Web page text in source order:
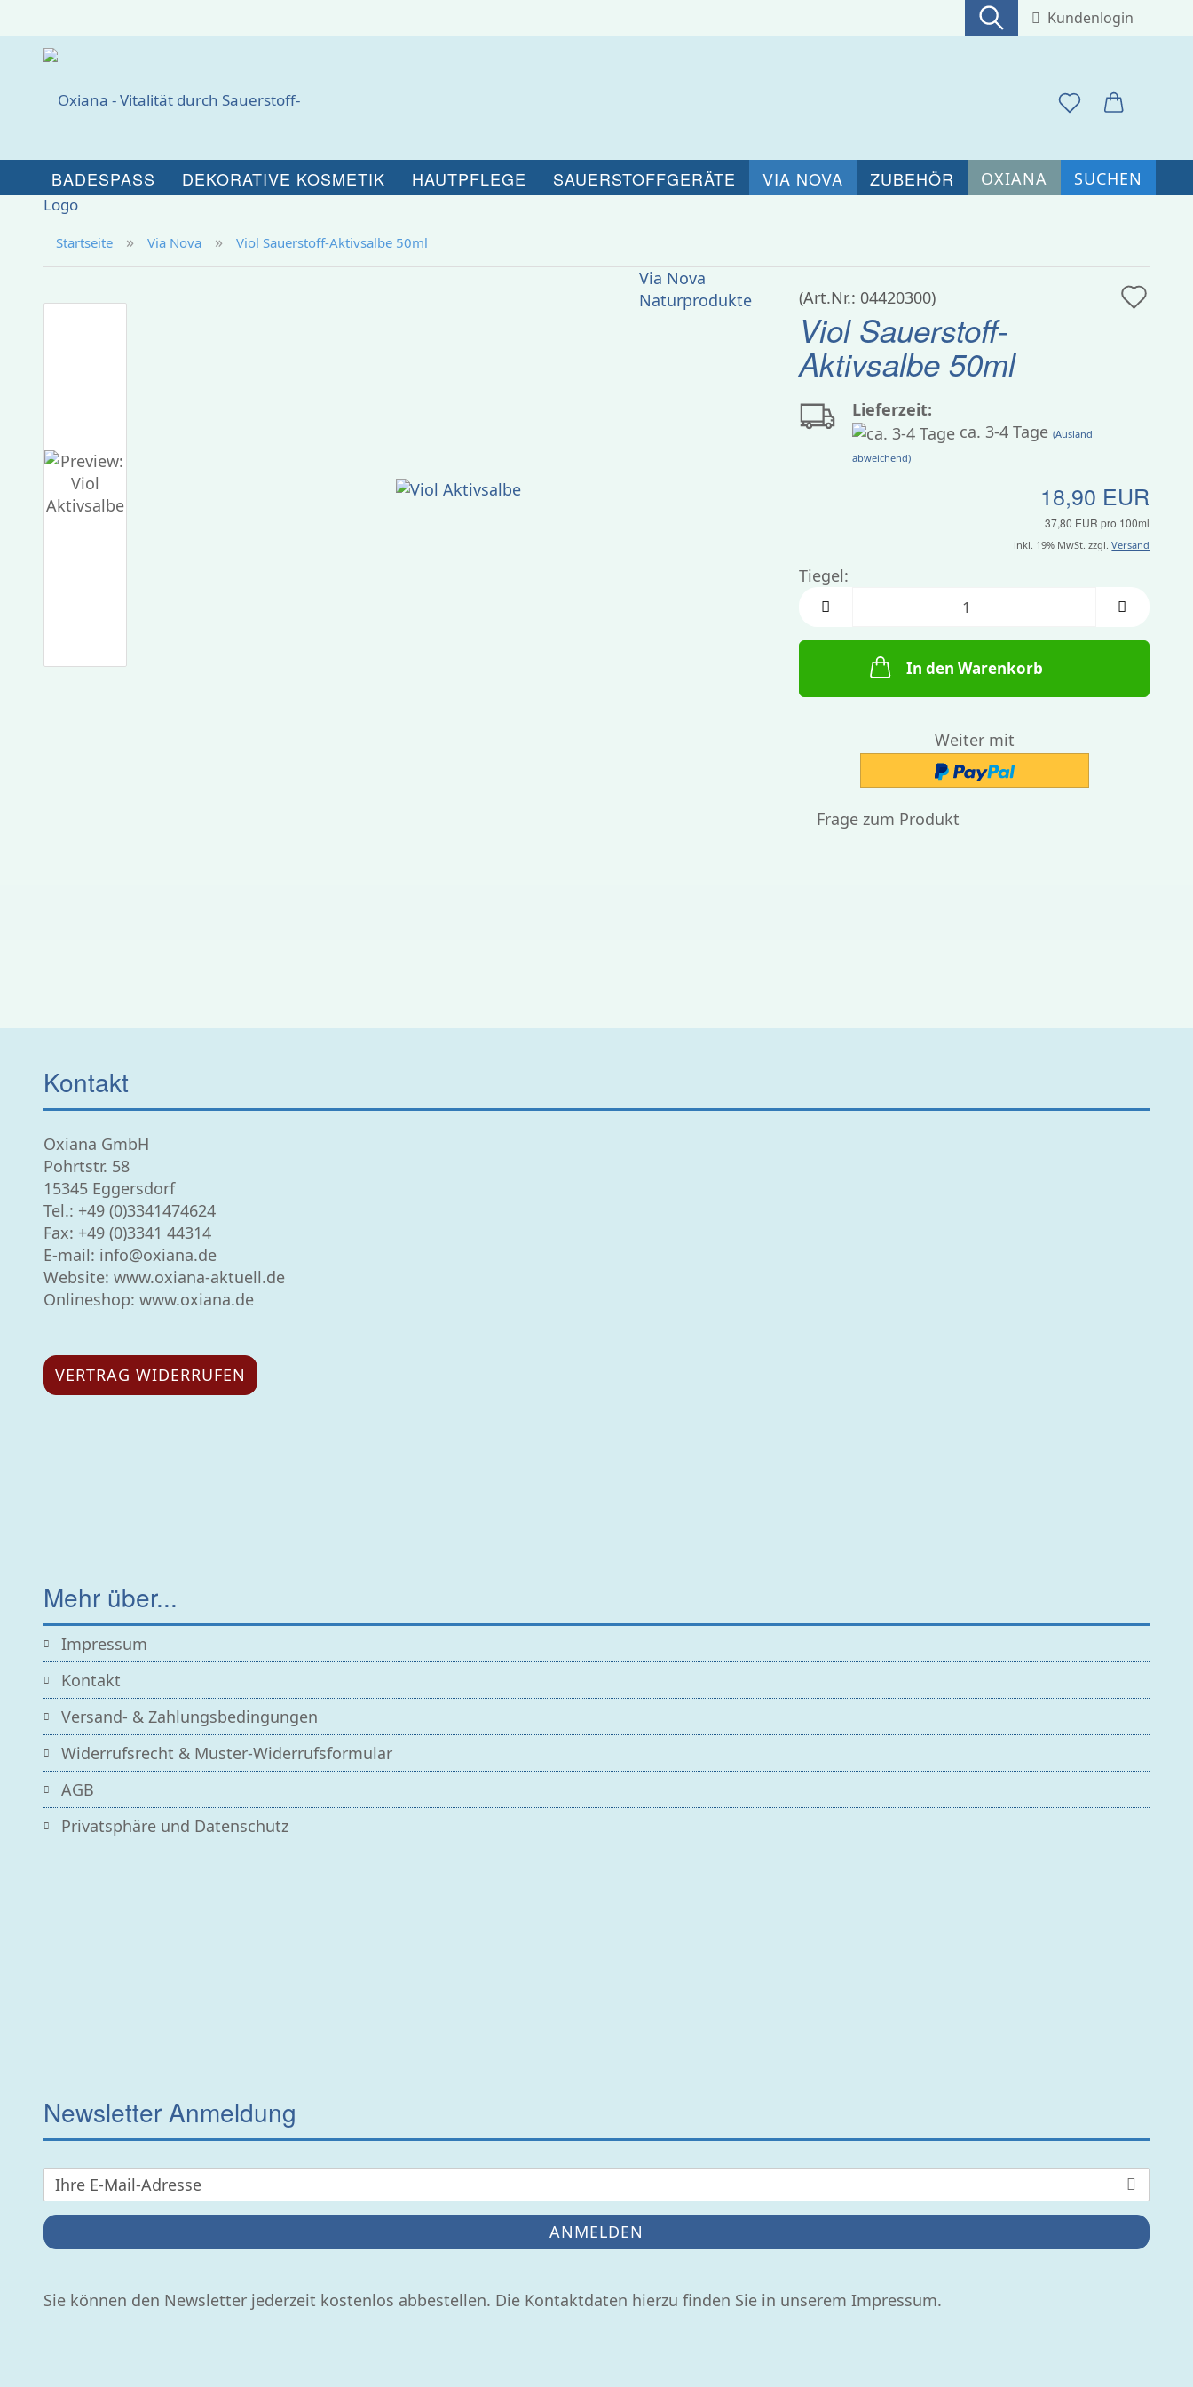
Suche...
Kundenlogin
Passwort
Passwort vergessen?
BADESPASS DEKORATIVE KOSMETIK HAUTPFLEGE SAUERSTOFFGERÄTE VIA NOVA ZUBEHÖR OXIANA SUCHEN
Startseite » Via Nova » Viol Sauerstoff-Aktivsalbe 50ml
Via Nova
Naturprodukte
(Art.Nr.: 04420300)
Viol Sauerstoff-
Aktivsalbe 50ml
Lieferzeit:
ca. 3-4 Tage (Ausland
abweichend)
18,90 EUR
37,80 EUR pro 100ml
inkl. 19% MwSt. zzgl.Versand
Tiegel:
Tiegel
In den Warenkorb
Weiter mit
Frage zum Produkt
Kontakt
Oxiana GmbH
Pohrtstr. 58
15345 Eggersdorf
Tel.: +49 (0)3341474624
Fax: +49 (0)3341 44314
E-mail: info@oxiana.de
Website: www.oxiana-aktuell.de
Onlineshop: www.oxiana.de
VERTRAG WIDERRUFEN
Mehr über...
Impressum
Kontakt
Versand- & Zahlungsbedingungen
Widerrufsrecht & Muster-Widerrufsformular
AGB
Privatsphäre und Datenschutz
Newsletter Anmeldung
ANMELDEN
Sie können den Newsletter jederzeit kostenlos abbestellen. Die Kontaktdaten hierzu finden Sie in unserem Impressum.